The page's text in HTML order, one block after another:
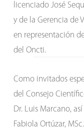
licenciado José
y de la Gerencia de
en representación
del Oncti.
Como invitados
del Consejo
Dr. Luis Marcano,
Fabiola Ortúzar,